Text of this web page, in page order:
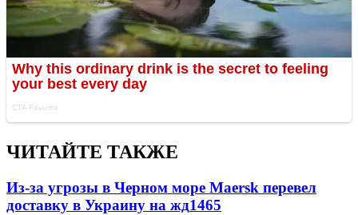
ЧИТАЙТЕ ТАКЖЕ
Из-за угрозы в Черном море Maersk перевел
доставку в Украину на жд1465